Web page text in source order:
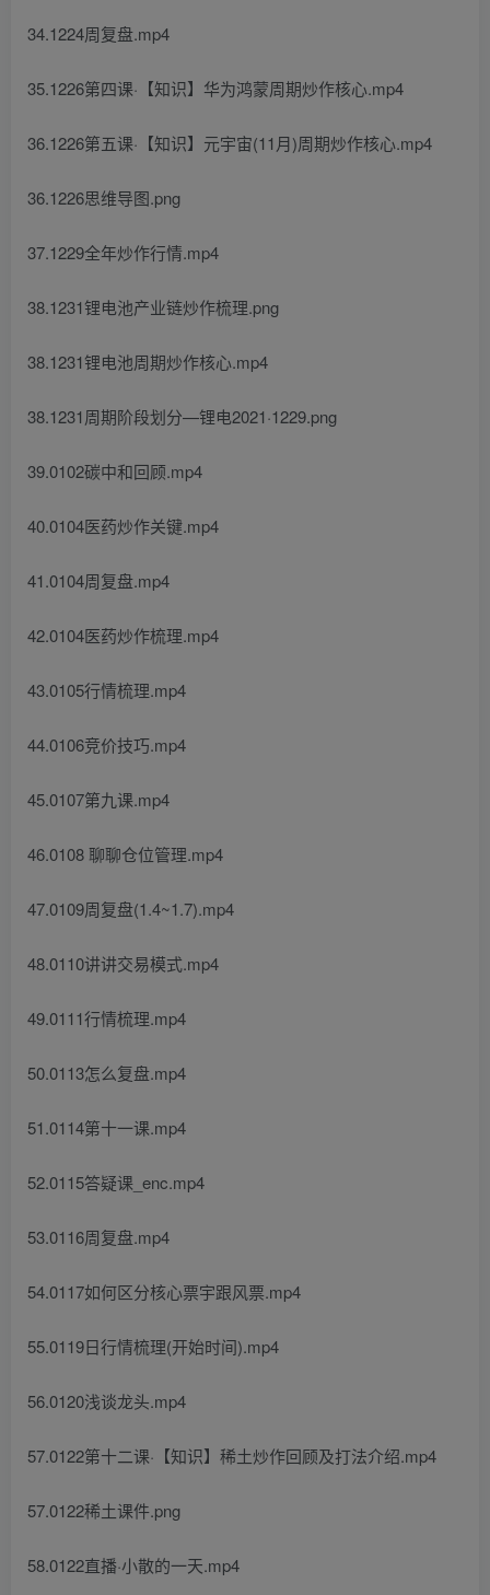
34.1224周复盘.mp4
35.1226第四课·【知识】华为鸿蒙周期炒作核心.mp4
36.1226第五课·【知识】元宇宙(11月)周期炒作核心.mp4
36.1226思维导图.png
37.1229全年炒作行情.mp4
38.1231锂电池产业链炒作梳理.png
38.1231锂电池周期炒作核心.mp4
38.1231周期阶段划分—锂电2021·1229.png
39.0102碳中和回顾.mp4
40.0104医药炒作关键.mp4
41.0104周复盘.mp4
42.0104医药炒作梳理.mp4
43.0105行情梳理.mp4
44.0106竞价技巧.mp4
45.0107第九课.mp4
46.0108 聊聊仓位管理.mp4
47.0109周复盘(1.4~1.7).mp4
48.0110讲讲交易模式.mp4
49.0111行情梳理.mp4
50.0113怎么复盘.mp4
51.0114第十一课.mp4
52.0115答疑课_enc.mp4
53.0116周复盘.mp4
54.0117如何区分核心票宇跟风票.mp4
55.0119日行情梳理(开始时间).mp4
56.0120浅谈龙头.mp4
57.0122第十二课·【知识】稀土炒作回顾及打法介绍.mp4
57.0122稀土课件.png
58.0122直播·小散的一天.mp4